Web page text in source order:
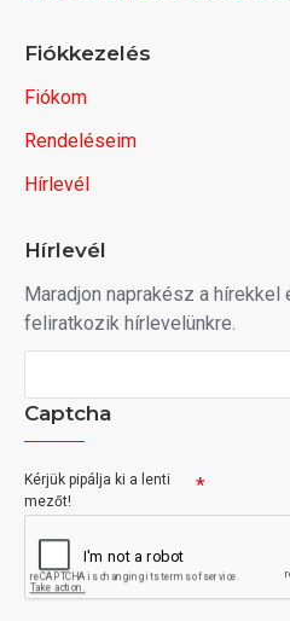
Fiókkezelés
Fiókom
Rendeléseim
Hírlevél
Hírlevél
Maradjon naprakész a hírekkel
feliratkozik hírlevelünkre.
Captcha
Kérjük pipálja ki a lenti
mezőt!